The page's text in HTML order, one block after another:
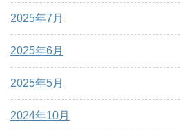
2025年7月
2025年6月
2025年5月
2024年10月